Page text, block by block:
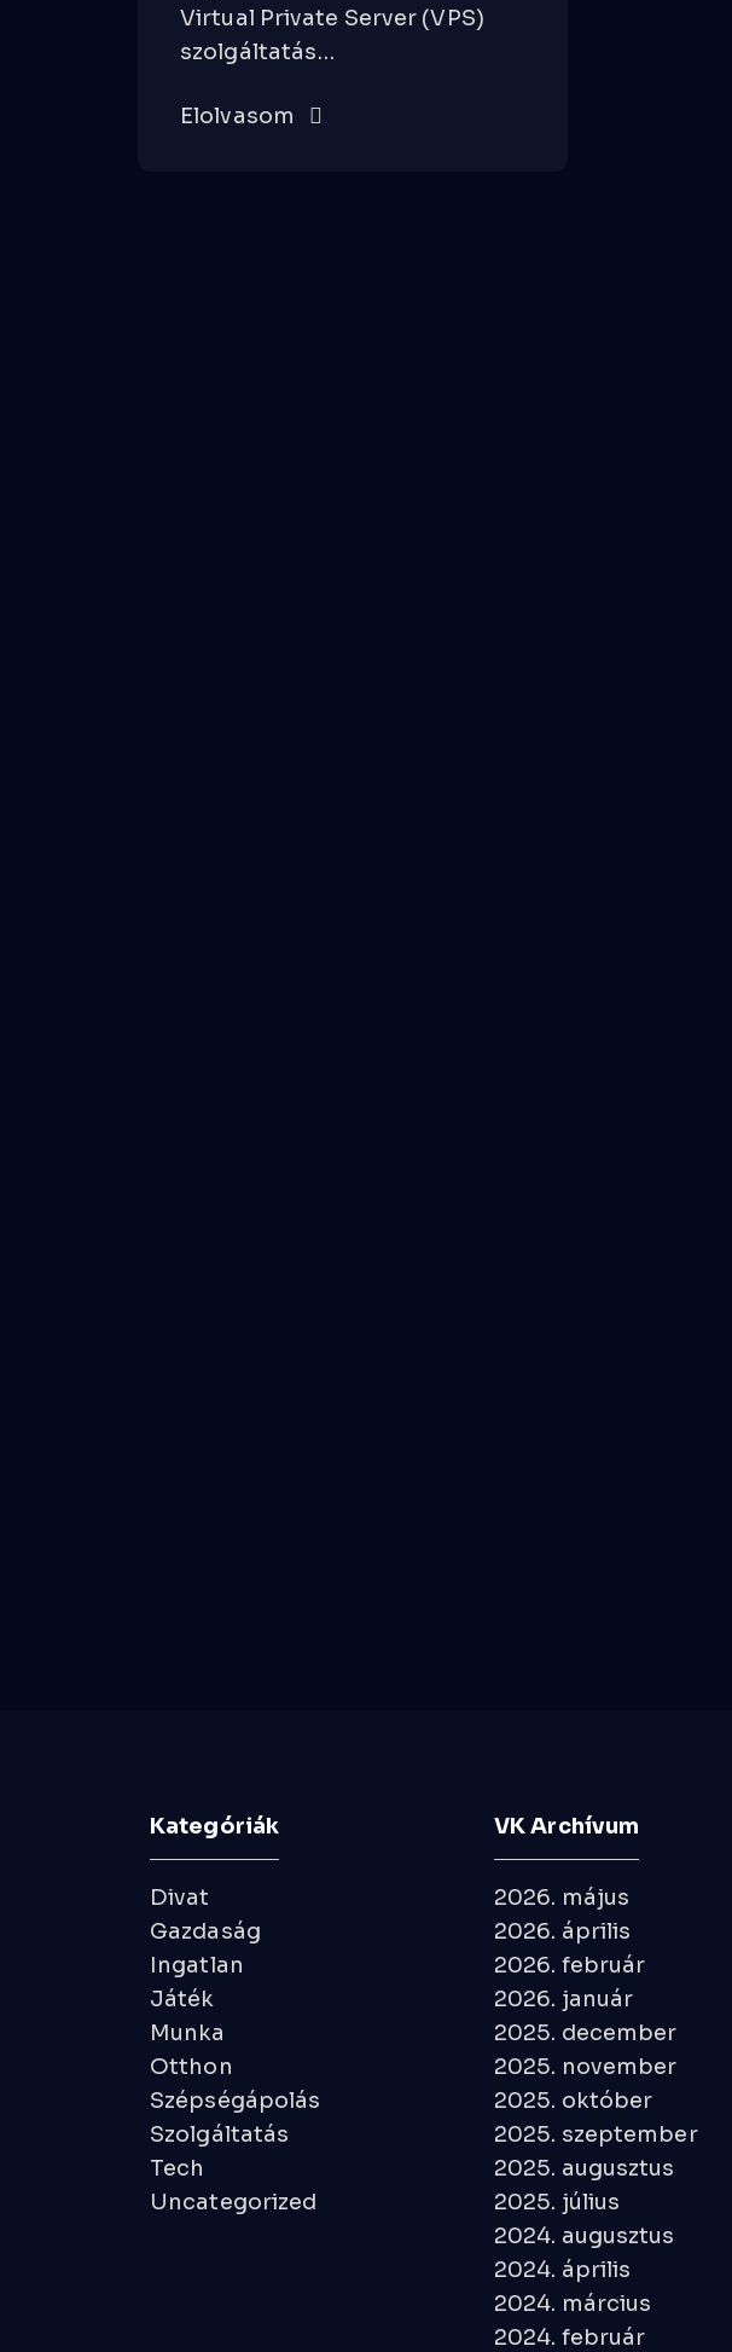
Virtual Private Server (VPS)
szolgáltatás…
Elolvasom
Kategóriák
Divat
Gazdaság
Ingatlan
Játék
Munka
Otthon
Szépségápolás
Szolgáltatás
Tech
Uncategorized
VK Archívum
2026. május
2026. április
2026. február
2026. január
2025. december
2025. november
2025. október
2025. szeptember
2025. augusztus
2025. július
2024. augusztus
2024. április
2024. március
2024. február